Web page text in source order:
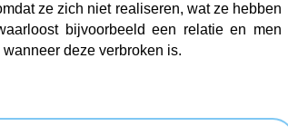
ze zich niet realiseren, wat ze hebben
bijvoorbeeld een relatie en men
deze verbroken is.